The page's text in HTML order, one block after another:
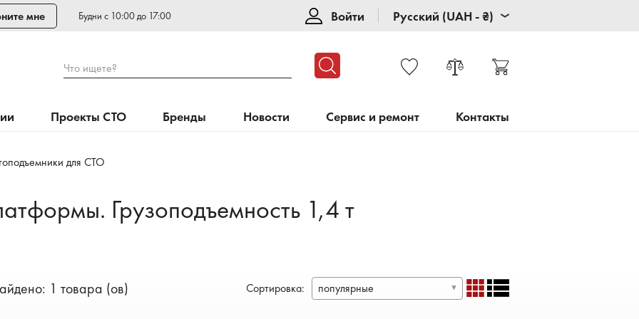
мне Будни с 10:00 до 17:00 Войти Русский (UAH - ₴)
Что ищете?
Проекты СТО Бренды Новости Сервис и ремонт Контакты
для СТО
Грузоподъемность 1,4 т
1 товара (ов) Сортировка: популярные